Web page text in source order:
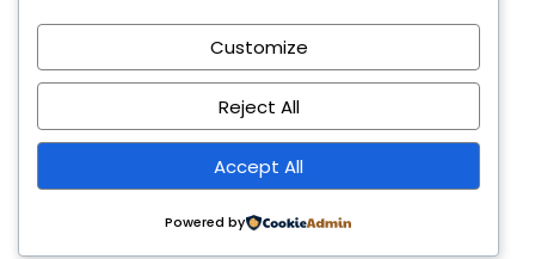
Customize
Reject All
Accept All
Powered by